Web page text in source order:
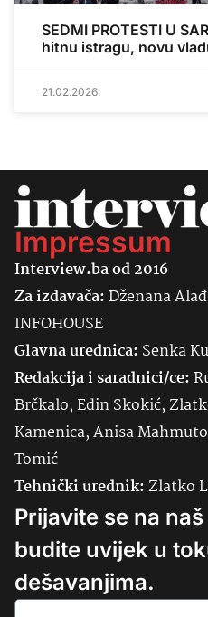
SEDMI PROTESTI U
hitnu istragu, novu
21.02.2026.
Impressum
Interview.ba od 2016
Za izdavača:Dženana
INFOHOUSE
Glavna urednica: Senka
Redakcija i saradnici/ce:
Brčkalo, Edin Skokić,
Kamenica, Anisa
Tomić
Tehnički urednik:Zlatko
Prijavite se na
budite uvijek u
dešavanjima.